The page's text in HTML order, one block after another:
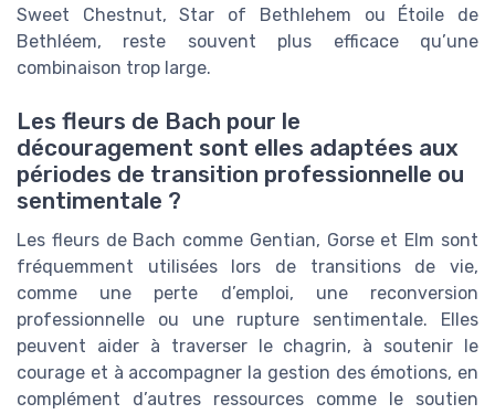
Sweet Chestnut, Star of Bethlehem ou Étoile de
Bethléem, reste souvent plus efficace qu’une
combinaison trop large.
Les fleurs de Bach pour le
découragement sont elles adaptées aux
périodes de transition professionnelle ou
sentimentale ?
Les fleurs de Bach comme Gentian, Gorse et Elm sont
fréquemment utilisées lors de transitions de vie,
comme une perte d’emploi, une reconversion
professionnelle ou une rupture sentimentale. Elles
peuvent aider à traverser le chagrin, à soutenir le
courage et à accompagner la gestion des émotions, en
complément d’autres ressources comme le soutien